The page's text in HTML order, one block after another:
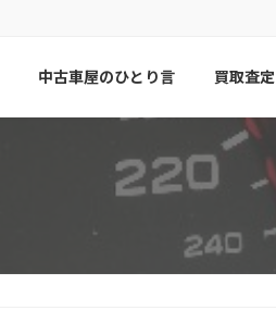
中古車屋のひとり言 買取査定